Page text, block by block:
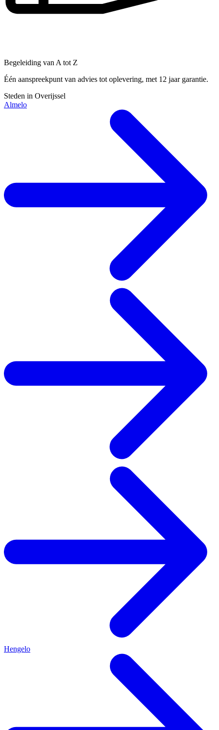
Begeleiding van A tot Z
Één aanspreekpunt van advies tot oplevering, met 12 jaar garantie.
Steden in Overijssel
Almelo
Hengelo